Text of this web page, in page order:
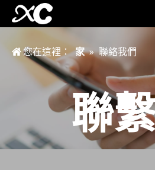
您在這裡： 家 » 聯絡我們
聯